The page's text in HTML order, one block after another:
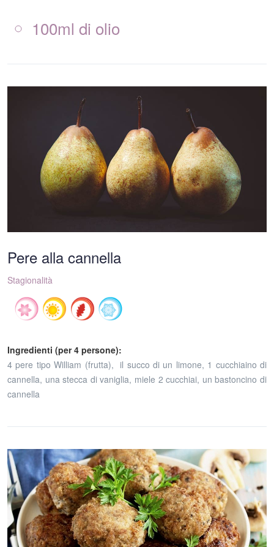
100ml di olio
Pere alla cannella
Stagionalità
Ingredienti (per 4 persone):
4 pere tipo William (frutta), il succo di un limone, 1 cucchiaino di
cannella, una stecca di vaniglia, miele 2 cucchiai, un bastoncino di
cannella